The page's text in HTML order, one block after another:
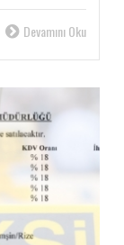
Devamını Oku